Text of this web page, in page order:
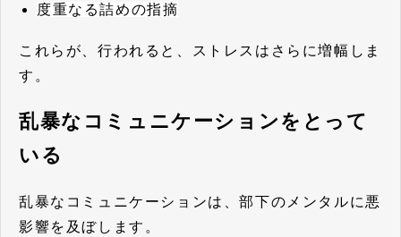
度重なる詰めの指摘
これらが、行われると、ストレスはさらに増幅しま
す。
乱暴なコミュニケーションをとって
いる
乱暴なコミュニケーションは、部下のメンタルに悪
影響を及ぼします。